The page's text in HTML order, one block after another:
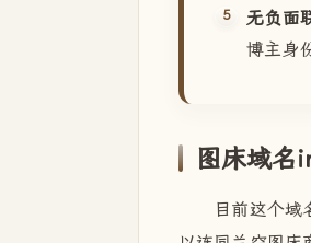
无负面
博主身
图床域名
目前这个域